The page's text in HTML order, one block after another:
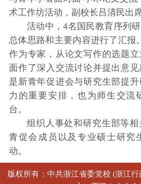
术工作坊活动，副校长吕清民出席
活动中，4名国民教育序列
总体思路和主要内容进行了汇报
作为专家，从论文写作的选题
面作了深入交流讨论并提出意见
是新青年促进会与研究生部提
力的重要安排，也为师生交流
台。
组织人事处和研究生部等相
青促会成员以及专业硕士研究
动。
版权所有：中共浙江省委党校 (浙江